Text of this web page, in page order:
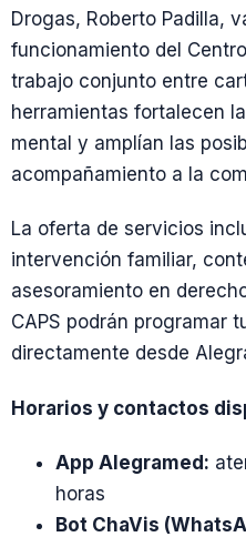
Drogas, Roberto Padilla,
funcionamiento del
trabajo conjunto entre
herramientas fortalecen
mental y amplían las
acompañamiento a la
La oferta de servicios
intervención familiar,
asesoramiento en
CAPS podrán programar
directamente desde
Horarios y contactos
App Alegramed:
horas
Bot ChaVis